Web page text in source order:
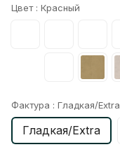
Цвет : Красный
Фактура : Гладкая/Extra
Гладкая/Extra